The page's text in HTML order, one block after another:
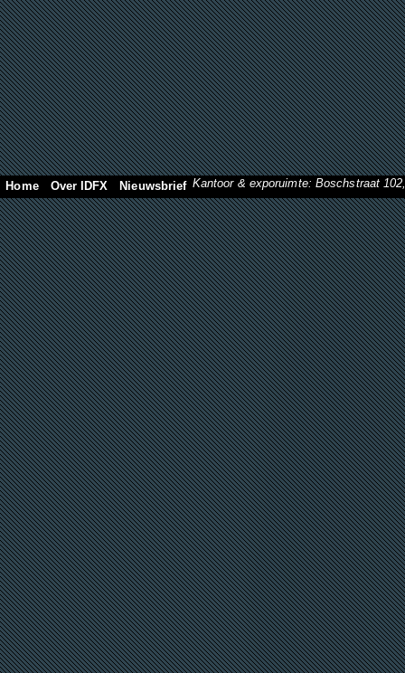
Home Over IDFX Nieuwsbrief Kantoor & exporuimte: Boschstraat